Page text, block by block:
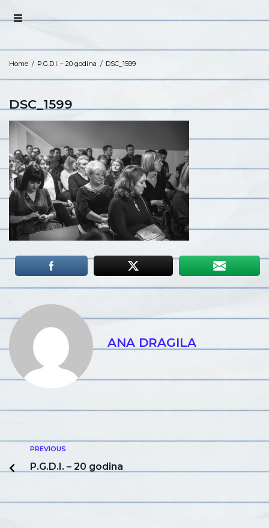
Home / P.G.D.I. – 20 godina / DSC_1599
DSC_1599
ANA DRAGILA
PREVIOUS
P.G.D.I. – 20 godina